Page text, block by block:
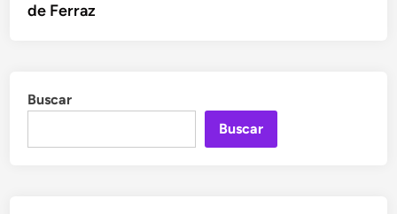
de Ferraz
Buscar
Buscar